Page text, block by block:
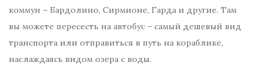
коммун – Бардолино, Сирмионе, Гарда и другие. Там
вы можете пересесть на автобус – самый дешевый вид
транспорта или отправиться в путь на кораблике,
наслаждаясь видом озера с воды.